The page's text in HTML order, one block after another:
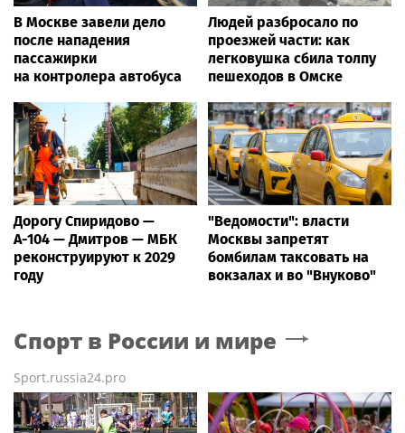
В Москве завели дело
после нападения
пассажирки
на контролера автобуса
Людей разбросало по
проезжей части: как
легковушка сбила толпу
пешеходов в Омске
Дорогу Спиридово —
А-104 — Дмитров — МБК
реконструируют к 2029
году
"Ведомости": власти
Москвы запретят
бомбилам таксовать на
вокзалах и во "Внуково"
Спорт в России и мире
Sport.russia24.pro